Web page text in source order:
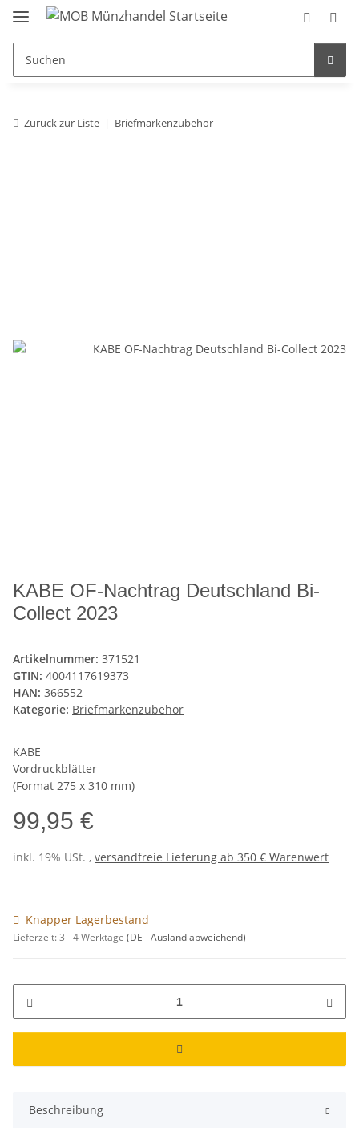
Zurück zur Liste Briefmarkenzubehör
KABE OF-Nachtrag Deutschland Bi-
Collect 2023
Artikelnummer: 371521
GTIN: 4004117619373
HAN: 366552
Kategorie: Briefmarkenzubehör
KABE
Vordruckblätter
(Format 275 x 310 mm)
99,95 €
inkl. 19% USt. , versandfreie Lieferung ab 350 € Warenwert
Knapper Lagerbestand
Lieferzeit:3 - 4 Werktage (DE - Ausland abweichend)
Beschreibung